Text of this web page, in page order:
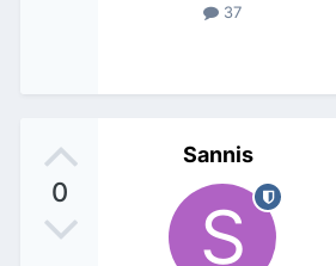
37
0
Sannis